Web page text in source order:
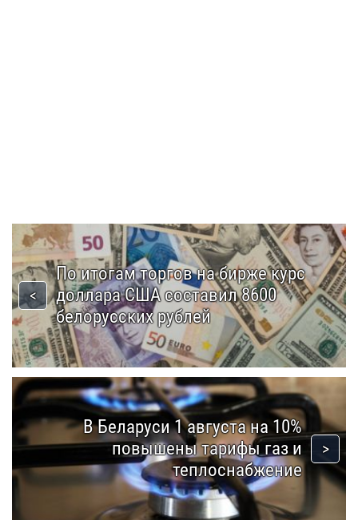
По итогам торгов на бирже курс
доллара США составил 8600
белорусских рублей
В Беларуси 1 августа на 10%
повышены тарифы газ и
теплоснабжение